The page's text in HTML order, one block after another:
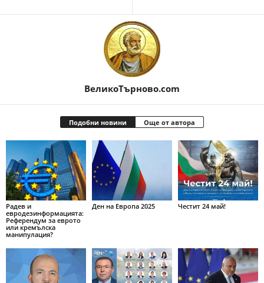
ВеликоТърново.com
Подобни новини Още от автора
Радев и
евродезинформацията:
Референдум за еврото
или кремълска
манипулация?
Ден на Европа 2025 Честит 24 май!